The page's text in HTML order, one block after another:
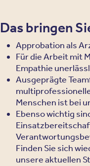
Das bringen
Approbation als
Für die Arbeit mit
Empathie
Ausgeprägte
Menschen ist bei
Ebenso wichtig
Finden Sie sich
unsere aktuellen